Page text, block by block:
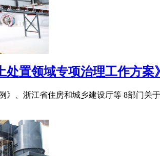
处置领域专项治理工作方案
》、浙江省住房和城乡建设厅等 8部门关